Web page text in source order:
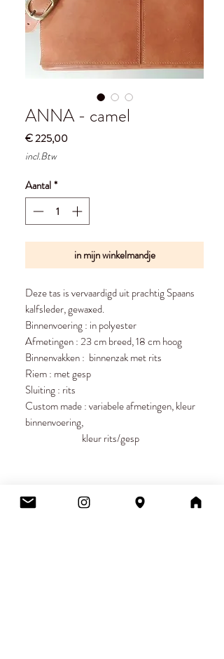
ANNA - camel
€ 225,00Prijs
incl.Btw
Aantal*
in mijn winkelmandje
Deze tas is vervaardigd uit prachtig Spaans
kalfsleder, gewaxed.
Binnenvoering : in polyester
Afmetingen : 23 cm breed, 18 cm hoog
Binnenvakken : binnenzak met rits
Riem : met gesp
Sluiting : rits
Custom made : variabele afmetingen, kleur
binnenvoering,
kleur rits/gesp
Cee.